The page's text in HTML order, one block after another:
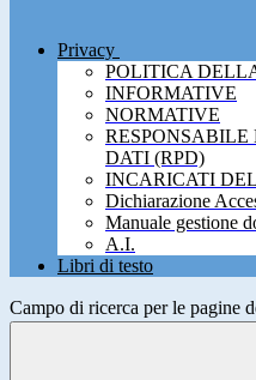
Privacy
POLITICA
INFORMATIVE
NORMATIVE
DATI (RPD)
INCARICATI
Dichiarazione
Manuale gestione
A.I.
Libri di testo
Campo di ricerca per le pagine